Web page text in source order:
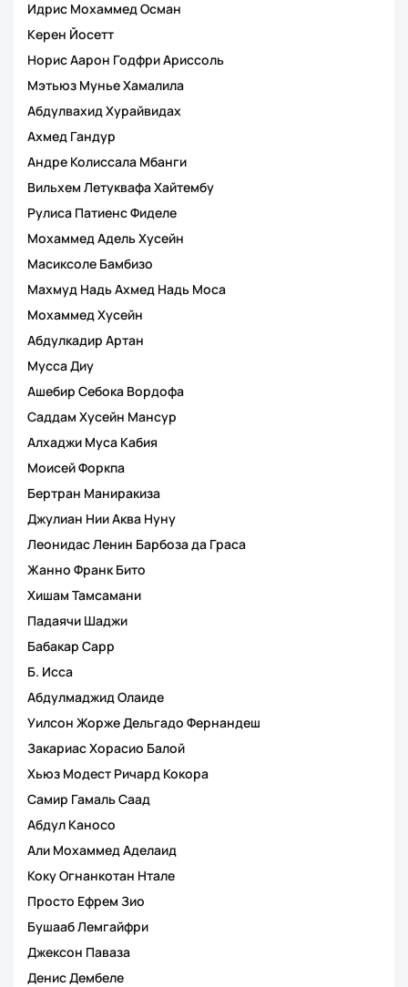
Идрис Мохаммед Осман
Керен Йосетт
Норис Аарон Годфри Ариссоль
Мэтьюз Мунье Хамалила
Абдулвахид Хурайвидах
Ахмед Гандур
Андре Колиссала Мбанги
Вильхем Летуквафа Хайтембу
Рулиса Патиенс Фиделе
Мохаммед Адель Хусейн
Масиксоле Бамбизо
Махмуд Надь Ахмед Надь Моса
Мохаммед Хусейн
Абдулкадир Артан
Мусса Диу
Ашебир Себока Вордофа
Саддам Хусейн Мансур
Алхаджи Муса Кабия
Моисей Форкпа
Бертран Маниракиза
Джулиан Нии Аква Нуну
Леонидас Ленин Барбоза да Граса
Жанно Франк Бито
Хишам Тамсамани
Падаячи Шаджи
Бабакар Сарр
Б. Исса
Абдулмаджид Олаиде
Уилсон Жорже Дельгадо Фернандеш
Закариас Хорасио Балой
Хьюз Модест Ричард Кокора
Самир Гамаль Саад
Абдул Каносо
Али Мохаммед Аделаид
Коку Огнанкотан Нтале
Просто Ефрем Зио
Бушааб Лемгайфри
Джексон Паваза
Денис Дембеле